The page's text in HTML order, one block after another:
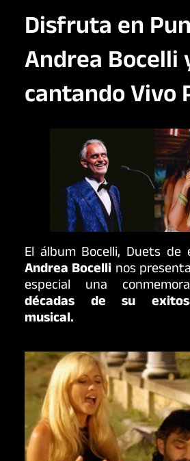
Disfruta en
Andrea Bocelli
cantando Vivo
El álbum Bocelli, Duets
Andrea Bocelli nos
especial una
décadas de su
musical.